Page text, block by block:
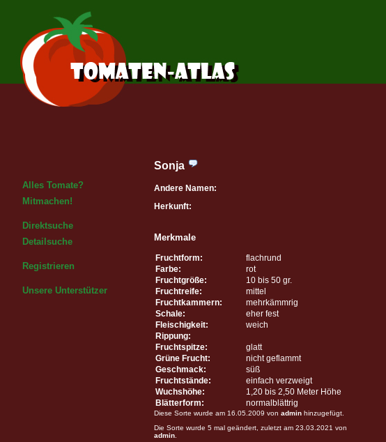
Alles Tomate?
Mitmachen!
Direktsuche
Detailsuche
Registrieren
Unsere Unterstützer
Sonja
Andere Namen:
Herkunft:
Merkmale
Fruchtform:
flachrund
Farbe:
rot
Fruchtgröße:
10 bis 50 gr.
Fruchtreife:
mittel
Fruchtkammern:
mehrkämmrig
Schale:
eher fest
Fleischigkeit:
weich
Rippung:
Fruchtspitze:
glatt
Grüne Frucht:
nicht geflammt
Geschmack:
süß
Fruchtstände:
einfach verzweigt
Wuchshöhe:
1,20 bis 2,50 Meter Höhe
Blätterform:
normalblättrig
Diese Sorte wurde am 16.05.2009 von admin hinzugefügt.
Die Sorte wurde 5 mal geändert, zuletzt am 23.03.2021 von
admin